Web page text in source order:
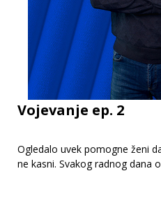
Vojevanje ep. 2
Ogledalo uvek pomogne ženi
ne kasni. Svakog radnog dana